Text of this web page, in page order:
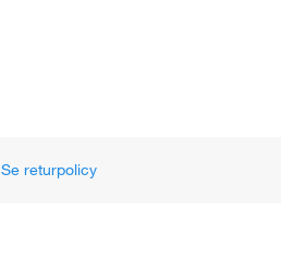
Se returpolicy